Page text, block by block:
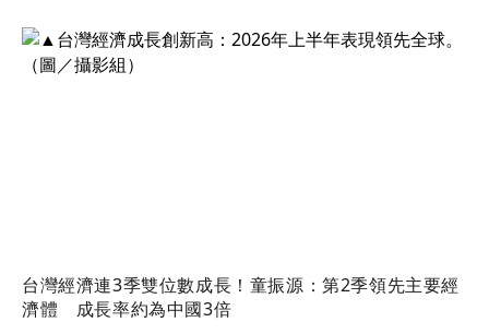
台灣經濟連3季雙位數成長！童振源：第2季領先主要經
濟體 成長率約為中國3倍